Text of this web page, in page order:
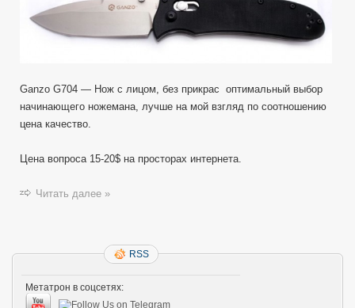
Review
обзор
ножа.
Ganzo G704 — Нож с лицом, без прикрас оптимальный выбор
начинающего ножемана, лучше на мой взгляд по соотношению
цена качество.
Цена вопроса 15-20$ на просторах интернета.
Читать далее »
RSS
Метатрон в соцсетях: